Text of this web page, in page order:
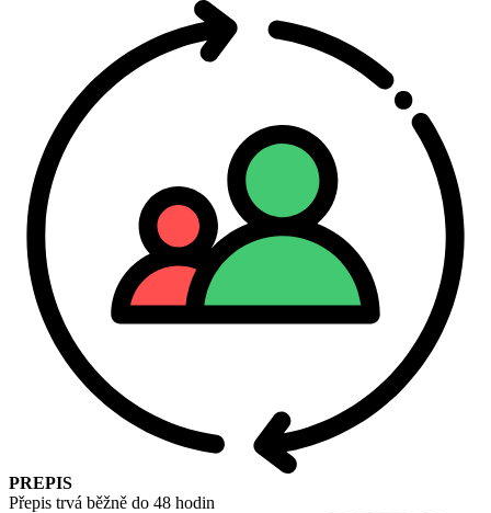
PREPIS
Přepis trvá běžně do 48 hodin